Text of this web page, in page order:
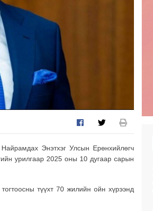
Энэтхэг Улсын Ерөнхийлөгч
урилгаар 2025 оны 10 дугаар сарын
түүхт 70 жилийн ойн хүрээнд